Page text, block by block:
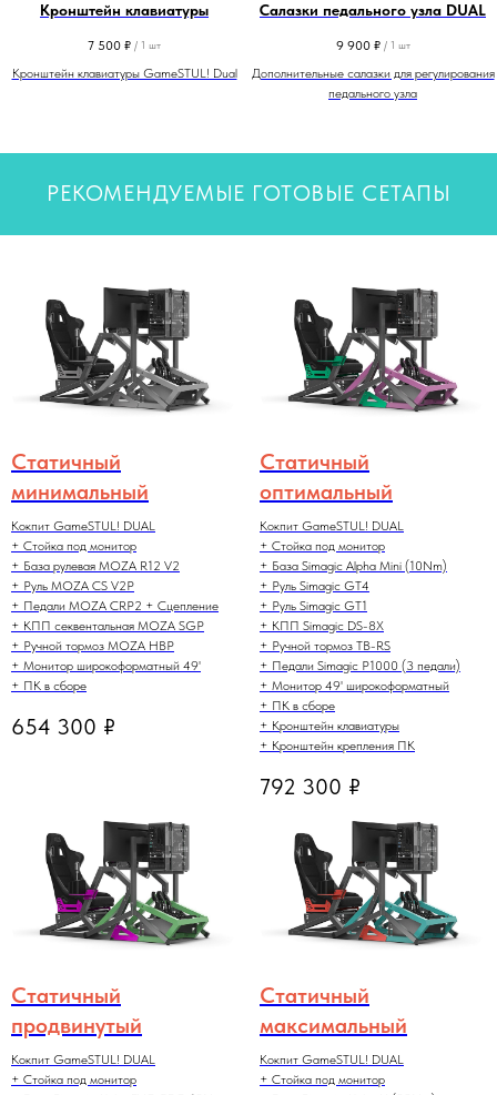
Кронштейн клавиатуры
7 500 ₽ / 1 шт
Кронштейн клавиатуры GameSTUL! Dual
Салазки педального узла DUAL
9 900 ₽ / 1 шт
Дополнительные салазки для регулирования
педального узла
РЕКОМЕНДУЕМЫЕ ГОТОВЫЕ СЕТАПЫ
Статичный
минимальный
Кокпит GameSTUL! DUAL
+ Стойка под монитор
+ База рулевая MOZA R12 V2
+ Руль MOZA CS V2P
+ Педали MOZA CRP2 + Сцепление
+ КПП секвентальная MOZA SGP
+ Ручной тормоз MOZA HBP
+ Монитор широкоформатный 49'
+ ПК в сборе
654 300 ₽
Статичный
оптимальный
Кокпит GameSTUL! DUAL
+ Стойка под монитор
+ База Simagic Alpha Mini (10Nm)
+ Руль Simagic GT4
+ Руль Simagic GT1
+ КПП Simagic DS-8X
+ Ручной тормоз TB-RS
+ Педали Simagic P1000 (3 педали)
+ Монитор 49' широкоформатный
+ ПК в сборе
+ Кронштейн клавиатуры
+ Кронштейн крепления ПК
792 300 ₽
Статичный
продвинутый
Кокпит GameSTUL! DUAL
+ Стойка под монитор
Статичный
максимальный
Кокпит GameSTUL! DUAL
+ Стойка под монитор